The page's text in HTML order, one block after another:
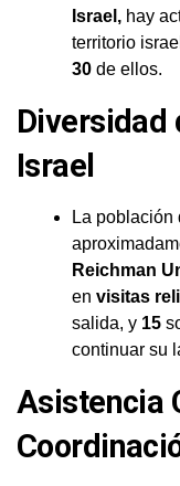
Israel, hay
territorio
30 de ellos.
Diversidad
Israel
La población
Reichman
en visitas
salida, y 15
continuar su
Asistencia